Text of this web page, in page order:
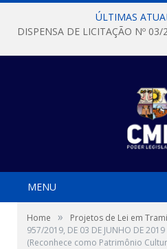
ÚLTIMAS
MENU
Home » Projetos de Lei em
957/2019, DE 03 DE JUNHO DE 2019
(Reconhece como Patrimônio